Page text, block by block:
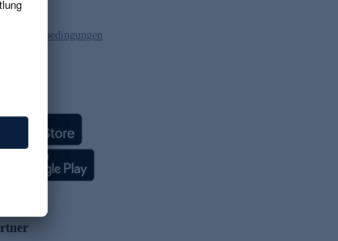
Gutscheinbedingungen